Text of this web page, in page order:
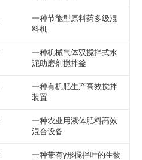
一种节能型原料药多级混
料机
一种机械气体双搅拌式水
泥助磨剂搅拌釜
一种有机肥生产高效搅拌
装置
一种农业用液体肥料高效
混合设备
一种带有y形搅拌叶的生物